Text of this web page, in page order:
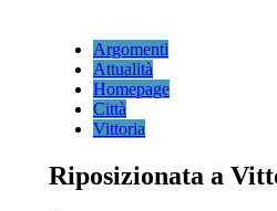
Argomenti
Attualità
Homepage
Città
Vittoria
Riposizionata a